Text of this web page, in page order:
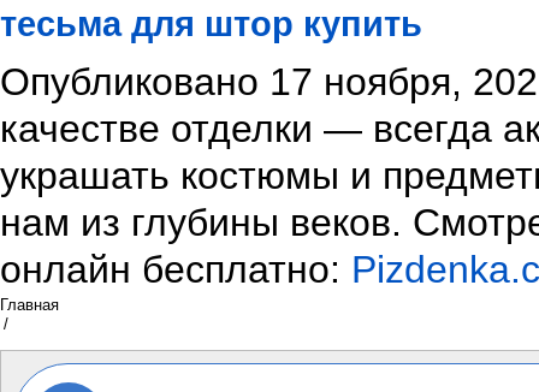
тесьма для штор купить
Опубликовано 17 ноября,
качестве отделки — всегда
украшать костюмы и
нам из глубины веков.
онлайн бесплатно:
Главная
/